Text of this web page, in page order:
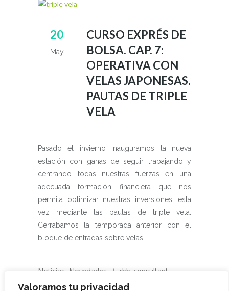
Valoramos tu privacidad
20
May
CURSO EXPRÉS DE
BOLSA. CAP. 7:
OPERATIVA CON
VELAS JAPONESAS.
PAUTAS DE TRIPLE
VELA
Pasado el invierno inauguramos la nueva
estación con ganas de seguir trabajando y
centrando todas nuestras fuerzas en una
adecuada formación financiera que nos
permita optimizar nuestras inversiones, esta
vez mediante las pautas de triple vela.
Cerrábamos la temporada anterior con el
bloque de entradas sobre velas...
Noticias Novedades
rbb_consultant
0 Comments
Share